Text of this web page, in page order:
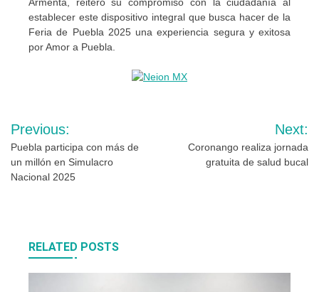
establecer este dispositivo integral que busca hacer de la
Feria de Puebla 2025 una experiencia segura y exitosa
por Amor a Puebla.
Navegación
de
entradas
Previous:
Puebla participa con más de
un millón en Simulacro
Nacional 2025
Next:
Coronango realiza jornada
gratuita de salud bucal
RELATED POSTS